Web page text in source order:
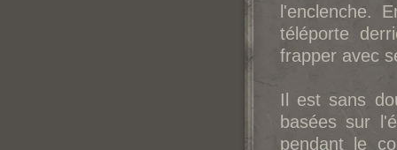
l'enclenche.
téléporte
frapper avec
Il est sans
basées sur
pendant le